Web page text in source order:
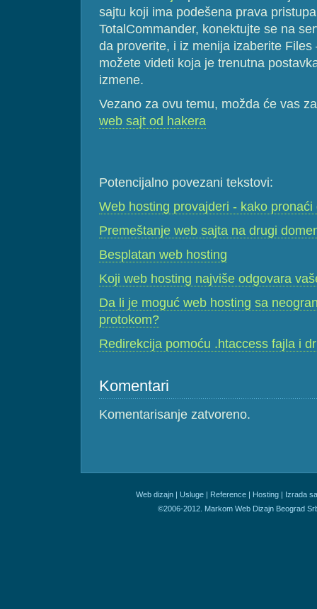
sajtu koji ima podešena prava
TotalCommander, konektujte se na
da proverite, i iz menija izaberite
možete videti koja je trenutna
izmene.
Vezano za ovu temu, možda će vas
web sajt od hakera
Potencijalno povezani tekstovi:
Web hosting provajderi - kako
Premeštanje web sajta na drugi
Besplatan web hosting
Koji web hosting najviše odgovara
Da li je moguć web hosting sa
protokom?
Redirekcija pomoću .htaccess fajla i
Komentari
Komentarisanje zatvoreno.
Web dizajn| Usluge| Reference| Hosting| Izrada
©2006-2012. Markom Web Dizajn Beograd